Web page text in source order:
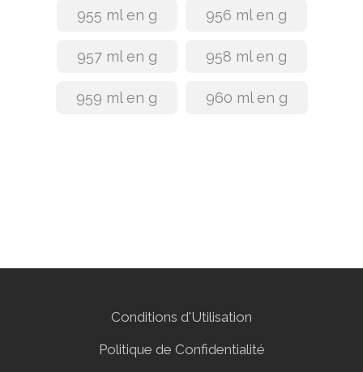
955 ml en g 956 ml en g
957 ml en g 958 ml en g
959 ml en g 960 ml en g
Conditions d'Utilisation
Politique de Confidentialité